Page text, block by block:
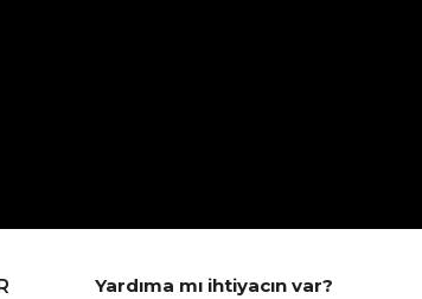
Yardıma mı ihtiyacın var?